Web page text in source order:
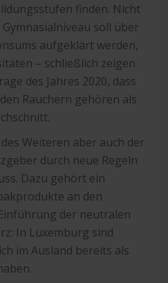
finden. Nicht
soll über
aufgeklärt werden,
– schließlich zeigen
des Jahres 2020, dass
Rauchern gehören als
Weiteren aber auch der
durch neue Regeln
Dazu gehört ein
an den
der neutralen
In Luxemburg sind
im Ausland bereits als